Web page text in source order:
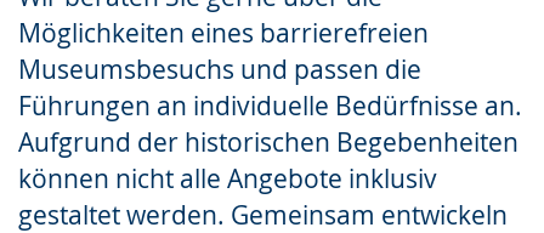
Möglichkeiten eines barrierefreien
Museumsbesuchs und passen die
Führungen an individuelle Bedürfnisse an.
Aufgrund der historischen Begebenheiten
können nicht alle Angebote inklusiv
gestaltet werden. Gemeinsam entwickeln
wechseln.
Deutscher
Gebärdensprache
wird
angezeigt.